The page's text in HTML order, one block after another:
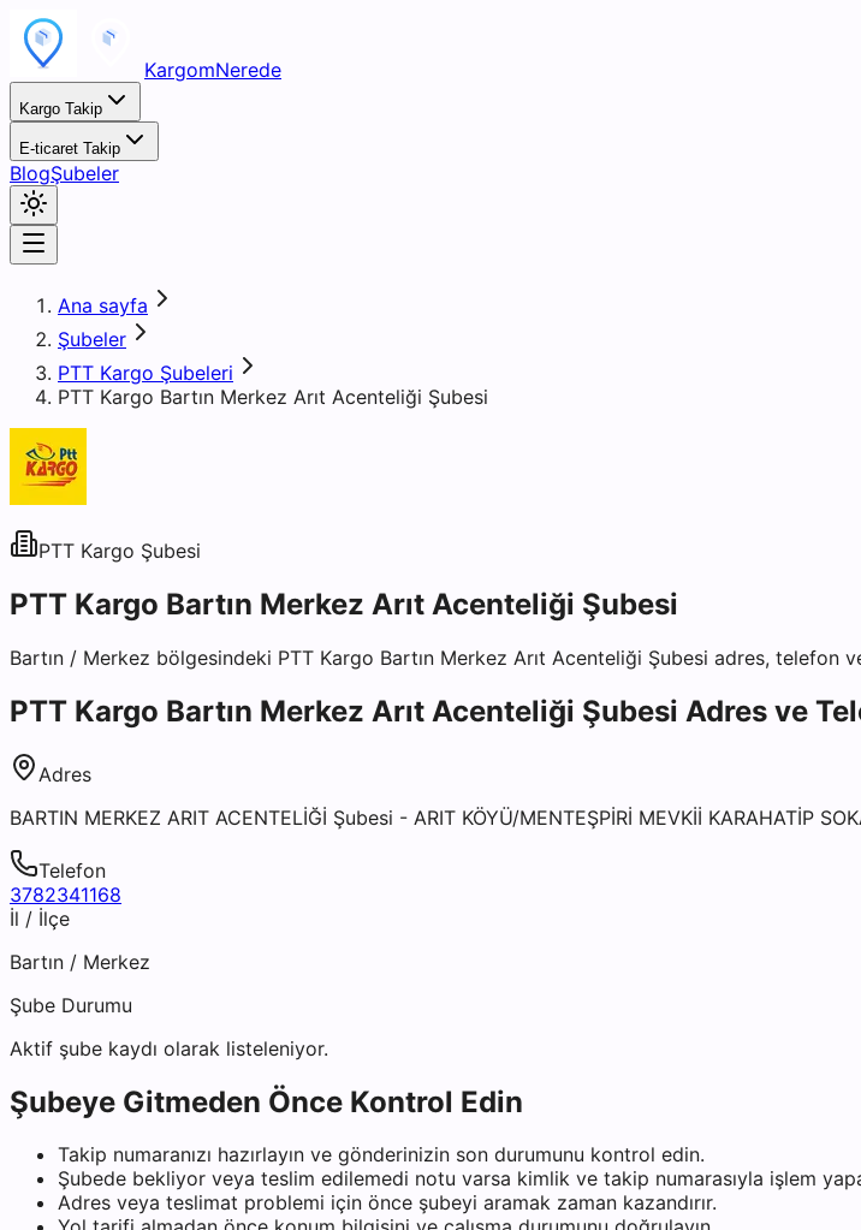
KargomNerede
Kargo Takip
E-ticaret Takip
BlogŞubeler
Ana sayfa
Şubeler
PTT Kargo Şubeleri
PTT Kargo Bartın Merkez Arıt Acenteliği Şubesi
PTT Kargo Şubesi
PTT Kargo Bartın Merkez Arıt Acenteliği Şubesi
Bartın / Merkez bölgesindeki PTT Kargo Bartın Merkez Arıt Acenteliği Şubesi adres, telefon
PTT Kargo Bartın Merkez Arıt Acenteliği Şubesi Adres ve
Adres
BARTIN MERKEZ ARIT ACENTELİĞİ Şubesi - ARIT KÖYÜ/MENTEŞPİRİ MEVKİİ KARAHATİP
Telefon
3782341168
İl / İlçe
Bartın / Merkez
Şube Durumu
Aktif şube kaydı olarak listeleniyor.
Şubeye Gitmeden Önce Kontrol Edin
Takip numaranızı hazırlayın ve gönderinizin son durumunu kontrol edin.
Şubede bekliyor veya teslim edilemedi notu varsa kimlik ve takip numarasıyla işlem
Adres veya teslimat problemi için önce şubeyi aramak zaman kazandırır.